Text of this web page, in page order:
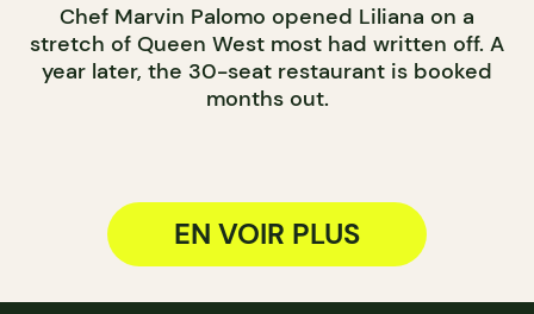
Chef Marvin Palomo opened Liliana on a
stretch of Queen West most had written off. A
year later, the 30-seat restaurant is booked
months out.
EN VOIR PLUS